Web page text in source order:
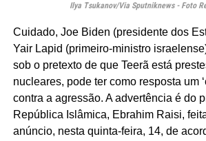
Ilya Tsukanov/Via Sputniknews - Foto
Cuidado, Joe Biden (presidente dos
Yair Lapid (primeiro-ministro
sob o pretexto de que Teerã está
nucleares, pode ter como resposta um
contra a agressão. A advertência é do
República Islâmica, Ebrahim Raisi,
anúncio, nesta quinta-feira, 14, de